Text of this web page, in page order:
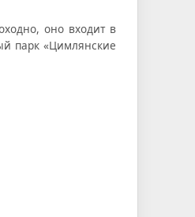
оно входит в
парк «Цимлянские